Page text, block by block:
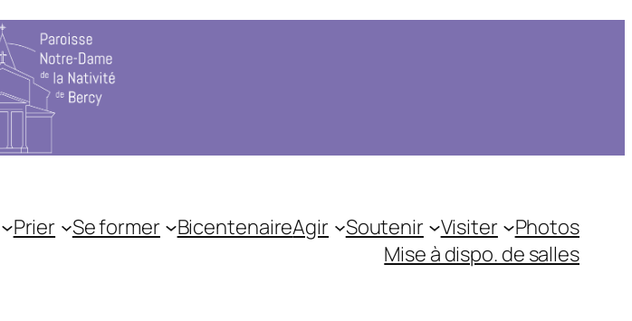
Prier Se former BicentenaireAgir Soutenir Visiter
Photos
Mise à dispo. de salles